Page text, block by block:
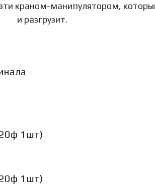
краном-манипулятором,
и разгрузит.
1шт)
1шт)